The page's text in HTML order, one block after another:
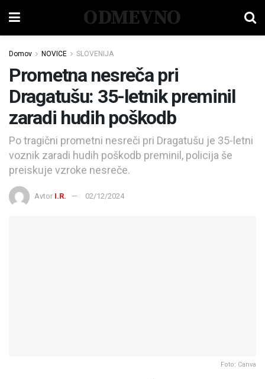
ODMEVNO
Domov NOVICE SLOVENIJA
Prometna nesreča pri
Dragatušu: 35-letnik preminil
zaradi hudih poškodb
Po tragični prometni nesreči pri Dragatušu je 35-letni
voznik zaradi hudih poškodb preminil, policija še
preiskuje vzroke nesreče.
Avtor I.R. 02/12/2024
Foto: Canva